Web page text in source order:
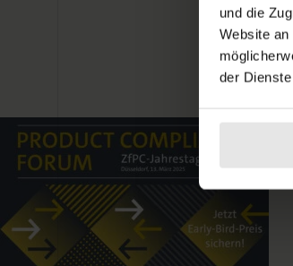
und die
Website
der